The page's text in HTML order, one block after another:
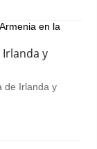
Irlanda y
de Irlanda y